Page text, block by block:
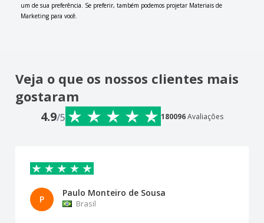
um de sua preferência. Se preferir, também podemos projetar Materiais de
Marketing para você.
Veja o que os nossos clientes mais
gostaram
4.9/5 180096Avaliações
P
Paulo Monteiro de Sousa
Brasil